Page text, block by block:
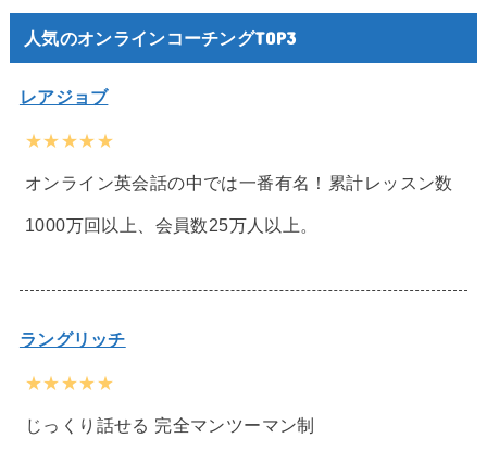
人気のオンラインコーチングTOP3
レアジョブ
★★★★★
オンライン英会話の中では一番有名！累計レッスン数
1000万回以上、会員数25万人以上。
ラングリッチ
★★★★★
じっくり話せる 完全マンツーマン制